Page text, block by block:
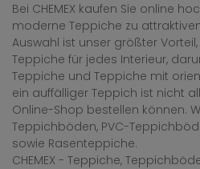
Bei CHEMEX kaufen Sie online
moderne Teppiche zu
Auswahl ist unser größter
Teppiche für jedes Interieur,
Teppiche und Teppiche mit
ein auffälliger Teppich ist nicht
Online-Shop bestellen können.
Teppichböden, PVC-
sowie Rasenteppiche.
CHEMEX - Teppiche,